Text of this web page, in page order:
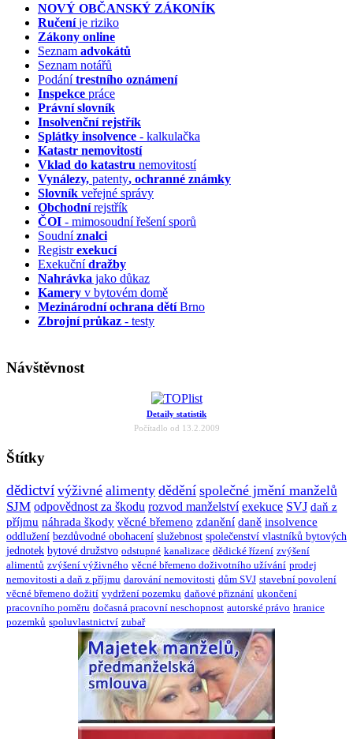
NOVÝ OBČANSKÝ ZÁKONÍK
Ručeníje riziko
Zákony online
Seznam advokátů
Seznam notářů
Podánítrestního oznámení
Inspekce práce
Právní slovník
Insolvenčnírejstřík
Splátky insolvence - kalkulačka
Katastr nemovitostí
Vklad do katastru nemovitostí
Vynálezy, patenty, ochranné známky
Slovník veřejné správy
Obchodnírejstřík
ČOI - mimosoudní řešení sporů
Soudníznalci
Registrexekucí
Exekučnídražby
Nahrávka jako důkaz
Kamery v bytovém domě
Mezinárodní ochrana dětíBrno
Zbrojní průkaz - testy
Návštěvnost
Detaily statistik
Počítadlo od 13.2.2009
Štítky
dědictví výživné alimenty dědění společné jmění manželů
SJM odpovědnost za škodu rozvod manželství exekuce SVJ daň z
příjmu náhrada škody věcné břemeno zdanění daně insolvence
oddlužení bezdůvodné obohacení služebnost společenství vlastníků bytových
jednotek bytové družstvo odstupné kanalizace dědické řízení zvýšení
alimentů zvýšení výživného věcné břemeno doživotního užívání prodej
nemovitosti a daň z příjmu darování nemovitosti dům SVJ stavební povolení
věcné břemeno dožití vydržení pozemku daňové přiznání ukončení
pracovního poměru dočasná pracovní neschopnost autorské právo hranice
pozemků spoluvlastnictví zubař